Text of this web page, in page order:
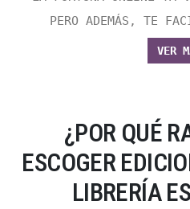
PERO ADEMÁS, TE
VER
¿POR QUÉ
ESCOGER
LIBRERÍA